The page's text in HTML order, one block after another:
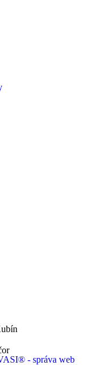
- správa web